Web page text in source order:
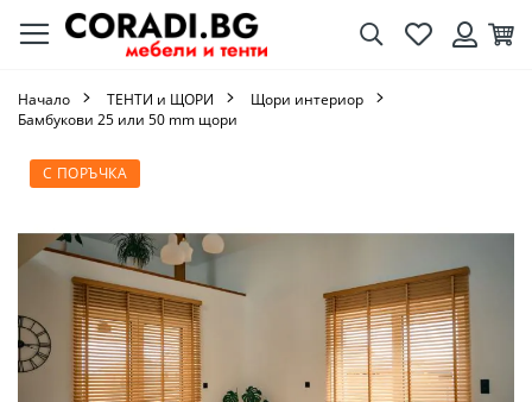
ТърсенеЛюбими
Начало ТЕНТИ и ЩОРИ
Щори интериор
Бамбукови 25 или 50 mm щори
С ПОРЪЧКА
Преминете
към
на
галерията
изображенията